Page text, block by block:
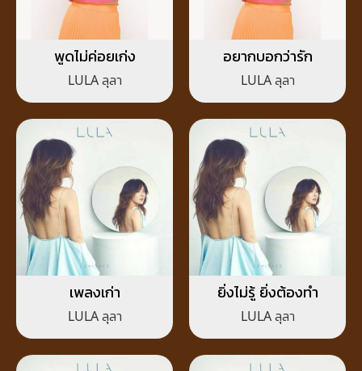
พูดไม่ค่อยเก่ง
LULA ลุลา
อยากบอกว่ารัก
LULA ลุลา
เพลงเก่า
LULA ลุลา
ยิ่งไม่รู้ ยิ่งต้องทำ
LULA ลุลา